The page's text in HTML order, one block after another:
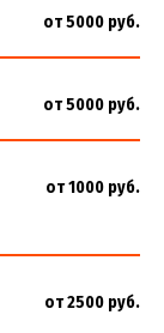
от 5000 руб.
от 5000 руб.
от 1000 руб.
от 2500 руб.